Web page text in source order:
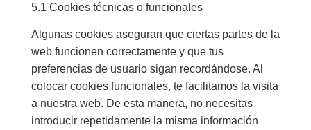
5.1 Cookies técnicas o funcionales
Algunas cookies aseguran que ciertas partes de la
web funcionen correctamente y que tus
preferencias de usuario sigan recordándose. Al
colocar cookies funcionales, te facilitamos la visita
a nuestra web. De esta manera, no necesitas
introducir repetidamente la misma información